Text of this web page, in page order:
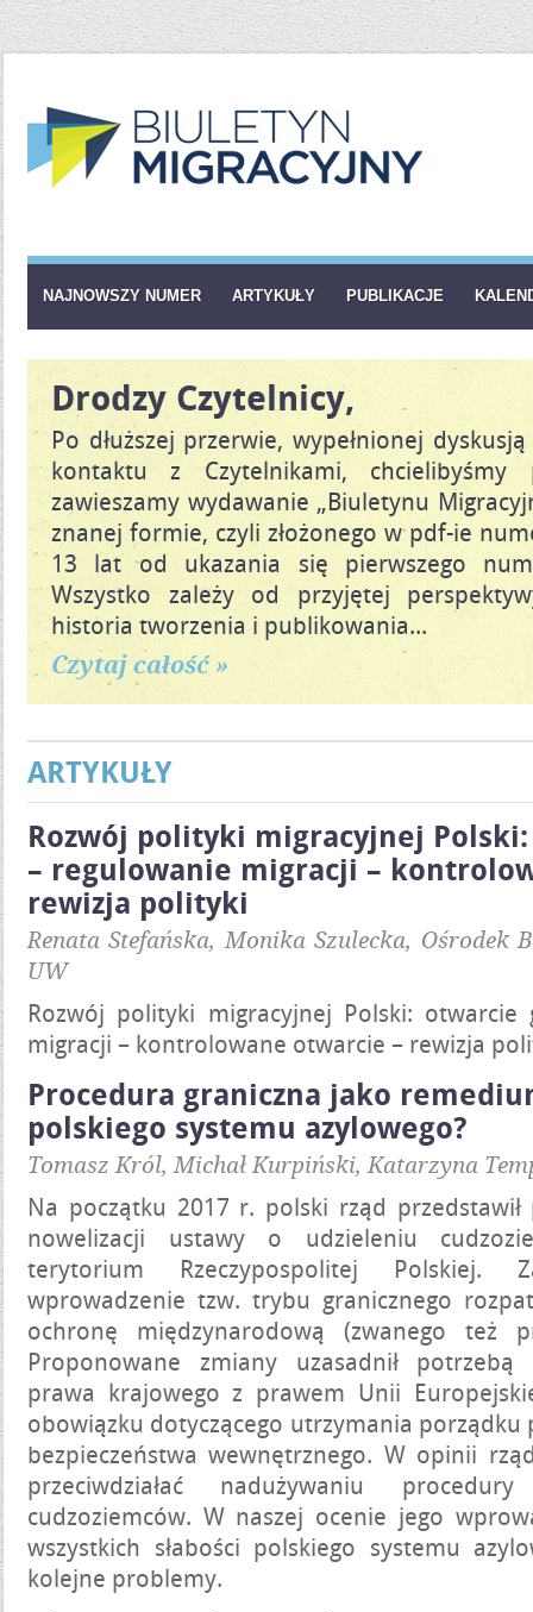
NAJNOWSZY NUMER ARTYKUŁY PUBLIKACJE
Drodzy Czytelnicy,
Po dłuższej przerwie, wypełnionej
kontaktu z Czytelnikami, chcielibyśmy
zawieszamy wydawanie „Biuletynu
znanej formie, czyli złożonego w pdf-ie
13 lat od ukazania się pierwszego
Wszystko zależy od przyjętej
historia tworzenia i publikowania...
Czytaj całość »
ARTYKUŁY
Rozwój polityki migracyjnej
– regulowanie migracji –
rewizja polityki
Renata Stefańska, Monika Szulecka, Ośrodek
UW
Rozwój polityki migracyjnej Polski: otwarcie
migracji – kontrolowane otwarcie – rewizja
Procedura graniczna jako
polskiego systemu azylowego?
Tomasz Król, Michał Kurpiński, Katarzyna
Na początku 2017 r. polski rząd
nowelizacji ustawy o udzieleniu
terytorium Rzeczypospolitej Polskiej.
wprowadzenie tzw. trybu granicznego
ochronę międzynarodową (zwanego też
Proponowane zmiany uzasadnił potrzebą
prawa krajowego z prawem Unii
obowiązku dotyczącego utrzymania porządku
bezpieczeństwa wewnętrznego. W opinii
przeciwdziałać nadużywaniu
cudzoziemców. W naszej ocenie jego
wszystkich słabości polskiego systemu
kolejne problemy.